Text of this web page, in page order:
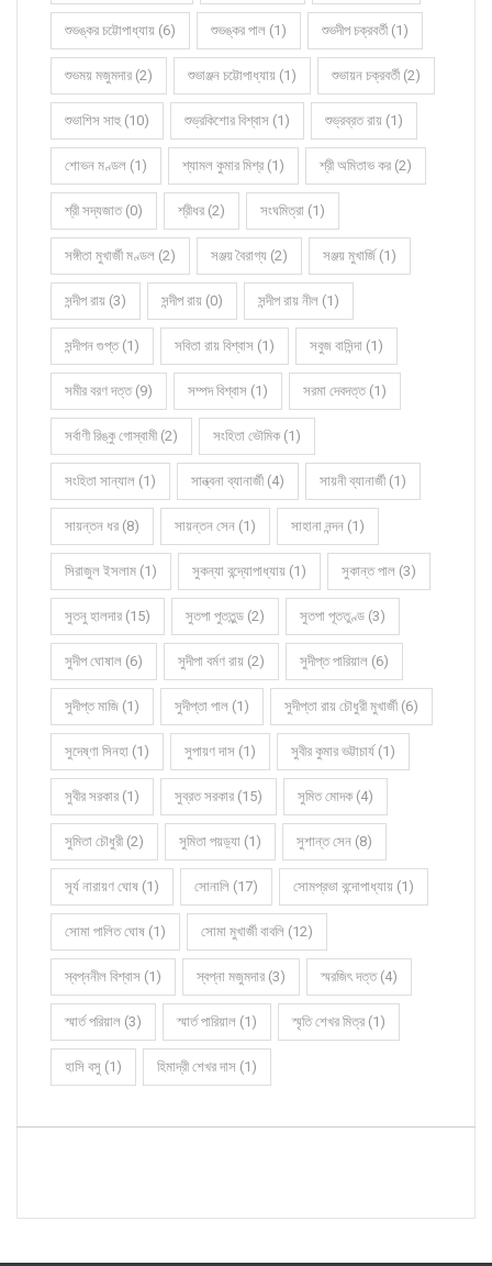
শুভঙ্কর চট্টোপাধ্যায় (6) শুভঙ্কর পাল (1) শুভদীপ চক্রবর্তী (1)
শুভময় মজুমদার (2) শুভাঞ্জন চট্টোপাধ্যায় (1) শুভায়ন চক্রবর্তী (2)
শুভাশিস সাহু (10) শুভ্রকিশোর বিশ্বাস (1) শুভ্রব্রত রায় (1)
শোভন মণ্ডল (1) শ্যামল কুমার মিশ্র (1) শ্রী অমিতাভ কর (2)
শ্রী সদ্যজাত (0) শ্রীধর (2) সংঘমিত্রা (1)
সঙ্গীতা মুখার্জী মণ্ডল (2) সঞ্জয় বৈরাগ্য (2) সঞ্জয় মুখার্জি (1)
সন্দীপ রায় (3) সন্দীপ রায় (0) সন্দীপ রায় নীল (1)
সন্দীপন গুপ্ত (1) সবিতা রায় বিশ্বাস (1) সবুজ বাসিন্দা (1)
সমীর বরণ দত্ত (9) সম্পদ বিশ্বাস (1) সরমা দেবদত্ত (1)
সর্বাণী রিঙ্কু গোস্বামী (2) সংহিতা ভৌমিক (1)
সংহিতা সান্যাল (1) সান্ত্বনা ব্যানার্জী (4) সায়নী ব্যানার্জী (1)
সায়ন্তন ধর (8) সায়ন্তন সেন (1) সাহানা নন্দন (1)
সিরাজুল ইসলাম (1) সুকন্যা বন্দ্যোপাধ্যায় (1) সুকান্ত পাল (3)
সুতনু হালদার (15) সুতপা পুততুন্ড (2) সুতপা পূততুণ্ড (3)
সুদীপ ঘোষাল (6) সুদীপা বর্মণ রায় (2) সুদীপ্ত পারিয়াল (6)
সুদীপ্ত মাজি (1) সুদীপ্তা পাল (1) সুদীপ্তা রায় চৌধুরী মুখার্জী (6)
সুদেষ্ণা সিনহা (1) সুপায়ণ দাস (1) সুবীর কুমার ভট্টাচার্য (1)
সুবীর সরকার (1) সুব্রত সরকার (15) সুমিত মোদক (4)
সুমিতা চৌধুরী (2) সুমিতা পয়ড়্যা (1) সুশান্ত সেন (8)
সূর্য নারায়ণ ঘোষ (1) সোনালি (17) সোমপ্রভা বন্দোপাধ্যায় (1)
সোমা পালিত ঘোষ (1) সোমা মুখার্জী বাবলি (12)
স্বপ্ননীল বিশ্বাস (1) স্বপ্না মজুমদার (3) স্মরজিৎ দত্ত (4)
স্মার্ত পরিয়াল (3) স্মার্ত পারিয়াল (1) স্মৃতি শেখর মিত্র (1)
হাসি বসু (1) হিমাদ্রী শেখর দাস (1)